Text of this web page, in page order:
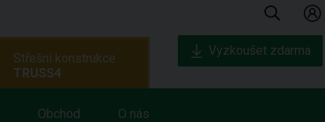
Obchod O nás
Střešní konstrukce
TRUSS4
Vyzkoušet zdarma